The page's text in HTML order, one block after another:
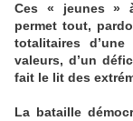
Ces « jeunes »
permet tout,
totalitaires
valeurs, d’un
fait le lit des
La bataille